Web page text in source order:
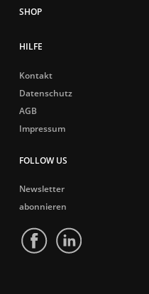
HILFE
Kontakt
Datenschutz
AGB
Impressum
FOLLOW US
Newsletter
abonnieren